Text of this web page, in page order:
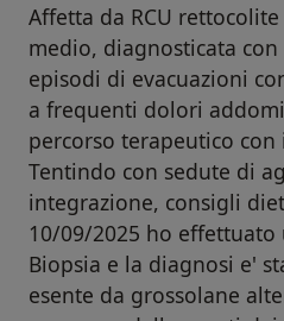
Affetta da RCU
medio, diagnosticata
episodi di evacuazioni
a frequenti dolori
percorso terapeutico
Tentindo con sedute di
integrazione, consigli
10/09/2025 ho effettuato
Biopsia e la diagnosi e'
esente da grossolane